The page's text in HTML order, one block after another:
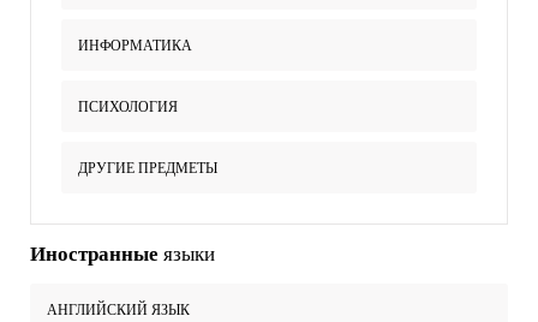
ИНФОРМАТИКА
ПСИХОЛОГИЯ
ДРУГИЕ ПРЕДМЕТЫ
Иностранные языки
АНГЛИЙСКИЙ ЯЗЫК